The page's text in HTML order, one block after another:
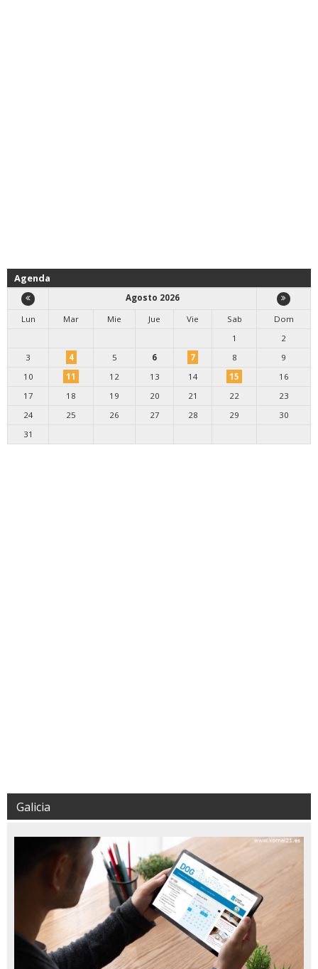
Agenda
Agosto 2026
Lun
Mar Mie Jue Vie Sab
Dom
1
2
3
4 5 6 7 8
9
10
11 12 13 14 15
16
17
18 19 20 21 22
23
24
25 26 27 28 29
30
31
Galicia